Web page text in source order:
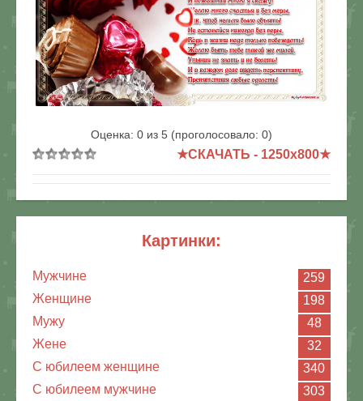
картинки:
Мужчине
259
Женщине
198
Мужу
48
Жене
32
С юбилеем женщине
340
С юбилеем мужчине
303
Оценка: 0 из 5 (проголосовало: 0)
★СКАЧАТЬ - 1250x800★